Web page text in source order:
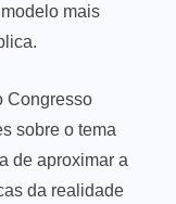
mais
Congresso
sobre o tema
de aproximar a
da realidade